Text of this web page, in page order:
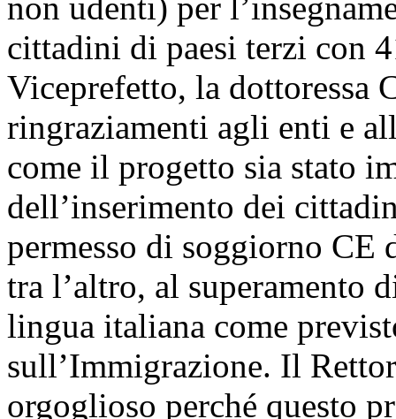
cittadini di paesi terzi con
Viceprefetto, la dottoressa
ringraziamenti agli enti e
come il progetto sia stato
dell’inserimento dei
permesso di soggiorno
tra l’altro, al superamento
lingua italiana come
sull’Immigrazione. Il
orgoglioso perché questo